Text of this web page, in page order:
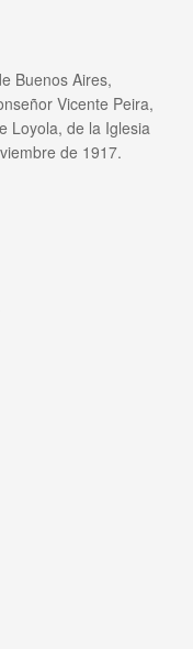
Buenos Aires,
Vicente Peira,
Loyola, de la Iglesia
de 1917.